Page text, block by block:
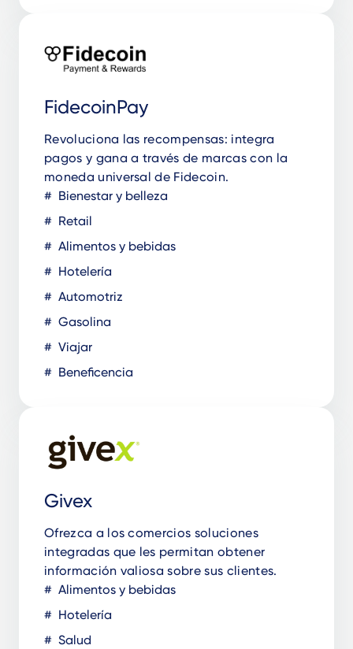
FidecoinPay
Revoluciona las recompensas: integra
pagos y gana a través de marcas con la
moneda universal de Fidecoin.
Bienestar y belleza
Retail
Alimentos y bebidas
Hotelería
Automotriz
Gasolina
Viajar
Beneficencia
Givex
Ofrezca a los comercios soluciones
integradas que les permitan obtener
información valiosa sobre sus clientes.
Alimentos y bebidas
Hotelería
Salud